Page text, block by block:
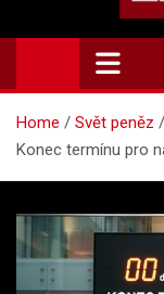
Rychlé zprávy po
Home
Svět peněz
Konec termínu pro